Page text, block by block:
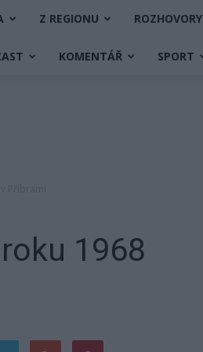
Z REGIONU ROZHOVORY
KOMENTÁŘ SPORT
1968